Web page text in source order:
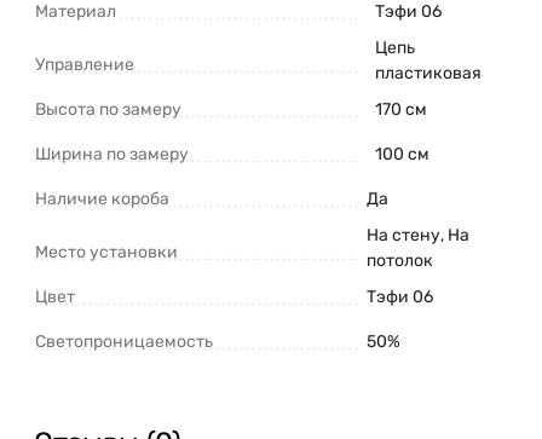
Материал Тэфи 06
Управление
Цепь
пластиковая
Высота по замеру
170 см
Ширина по замеру 100 см
Наличие короба Да
Место установки
На стену, На
потолок
Цвет
Тэфи 06
Светопроницаемость 50%